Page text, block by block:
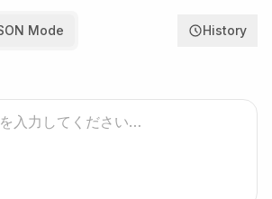
Mode History